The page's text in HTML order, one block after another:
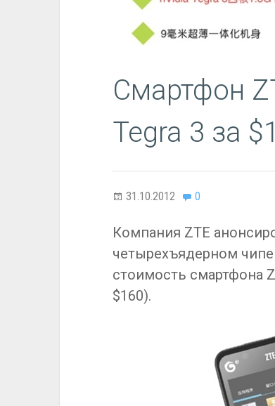
Смартфон
Tegra 3 за
31.10.2012 0
Компания ZTE
четырехъядерном
стоимость смартфона
$160).